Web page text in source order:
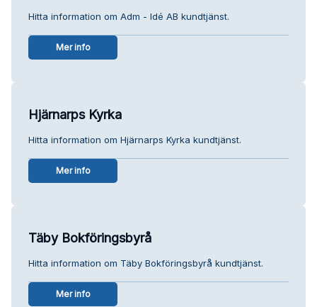
Hitta information om Adm - Idé AB kundtjänst.
Mer info
Hjärnarps Kyrka
Hitta information om Hjärnarps Kyrka kundtjänst.
Mer info
Täby Bokföringsbyrå
Hitta information om Täby Bokföringsbyrå kundtjänst.
Mer info